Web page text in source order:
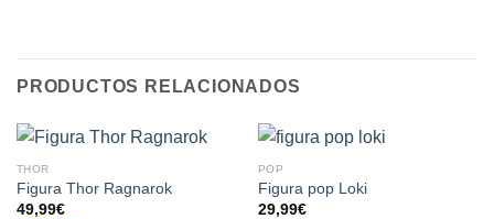
PRODUCTOS RELACIONADOS
THOR
Figura Thor Ragnarok
49,99€
POP
Figura pop Loki
29,99€